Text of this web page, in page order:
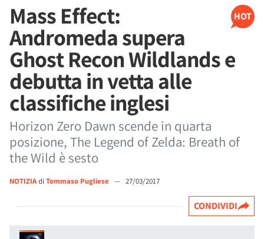
HOT
Mass Effect:
Andromeda supera
Ghost Recon Wildlands e
debutta in vetta alle
classifiche inglesi
Horizon Zero Dawn scende in quarta
posizione, The Legend of Zelda: Breath of
the Wild è sesto
NOTIZIAdi Tommaso Pugliese — 27/03/2017
CONDIVIDI